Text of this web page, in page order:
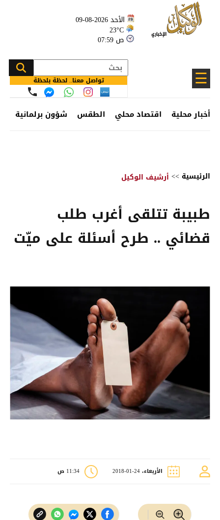
الأحد 2026-08-09
23°C
07:59 ص
☰ تواصل معنا.. لحظة بلحظة
أخبار محلية اقتصاد محلي الطقس شؤون برلمانية
الرئيسية >> أرشيف الوكيل
طبيبة تتلقى أغرب طلب
قضائي .. طرح أسئلة على ميّت
الأربعاء، 24-01-2018 11:34 ص